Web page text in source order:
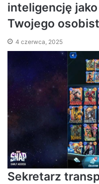
inteligencję
Twojego
4 czerwca, 2025
Sekretarz